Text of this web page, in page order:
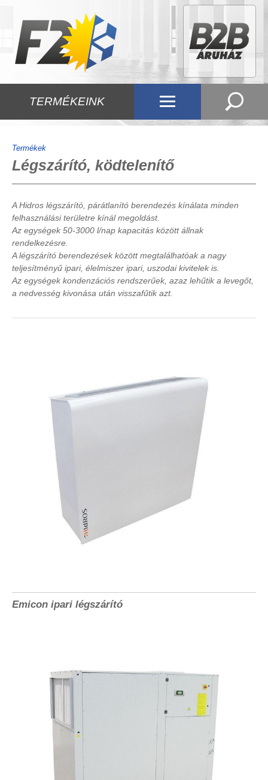
TERMÉKEINK
Termékek
Légszárító, ködtelenítő
A Hidros légszárító, párátlanító berendezés kínálata minden
felhasználási területre kínál megoldást.
Az egységek 50-3000 l/nap kapacitás között állnak
rendelkezésre.
A légszárító berendezések között megtalálhatóak a nagy
teljesítményű ipari, élelmiszer ipari, uszodai kivitelek is.
Az egységek kondenzációs rendszerűek, azaz lehűtik a levegőt,
a nedvesség kivonása után visszafűtik azt.
Emicon ipari légszárító